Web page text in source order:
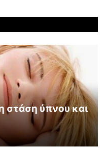
στάση ύπνου και